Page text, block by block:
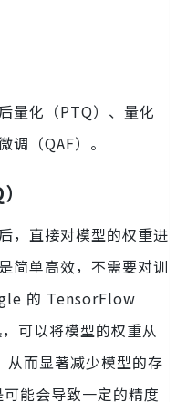
量化（PTQ）、量化
（QAF）。
，直接对模型的权重进
简单高效，不需要对训
的 TensorFlow
可以将模型的权重从
而显著减少模型的存
能会导致一定的精度